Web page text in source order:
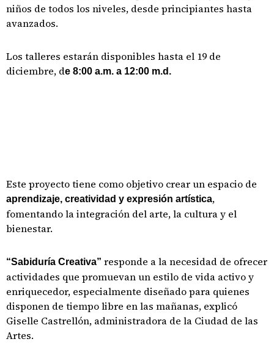
niños de todos los niveles, desde principiantes hasta
avanzados.
Los talleres estarán disponibles hasta el 19 de
diciembre, de 8:00 a.m. a 12:00 m.d.
Este proyecto tiene como objetivo crear un espacio de
aprendizaje, creatividad y expresión artística,
fomentando la integración del arte, la cultura y el
bienestar.
“Sabiduría Creativa” responde a la necesidad de ofrecer
actividades que promuevan un estilo de vida activo y
enriquecedor, especialmente diseñado para quienes
disponen de tiempo libre en las mañanas, explicó
Giselle Castrellón, administradora de la Ciudad de las
Artes.